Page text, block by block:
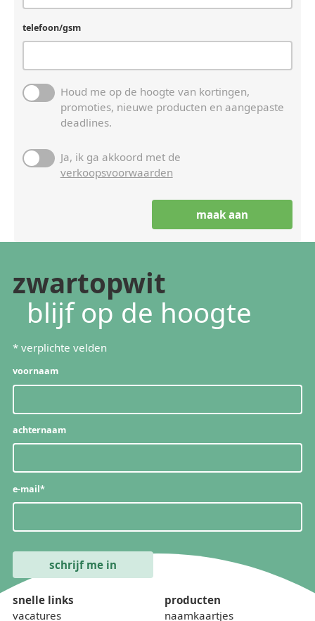
telefoon/gsm
Houd me op de hoogte van kortingen,
promoties, nieuwe producten en aangepaste
deadlines.
Ja, ik ga akkoord met de
verkoopsvoorwaarden
zwartopwit
blijf op de hoogte
* verplichte velden
voornaam
achternaam
e-mail*
snelle links
vacatures
producten
naamkaartjes